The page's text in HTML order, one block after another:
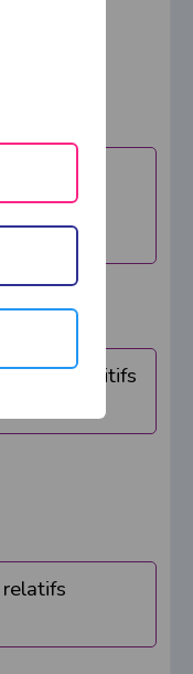
positifs